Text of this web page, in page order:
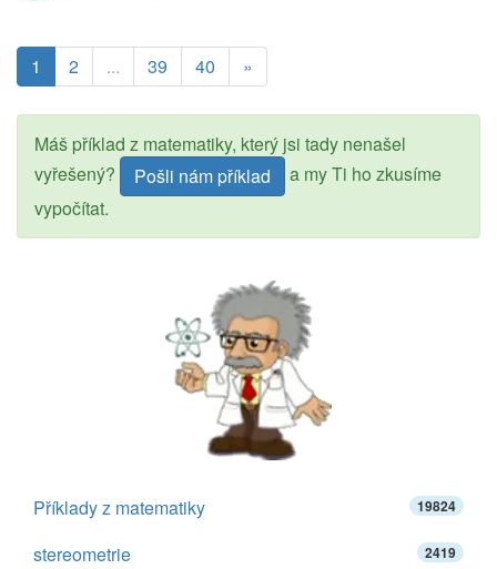
1 2 ... 39 40 »
Máš příklad z matematiky, který jsi tady nenašel
vyřešený?
Pošli nám příklad
a my Ti ho zkusíme
vypočítat.
Příklady z matematiky 19824
stereometrie 2419